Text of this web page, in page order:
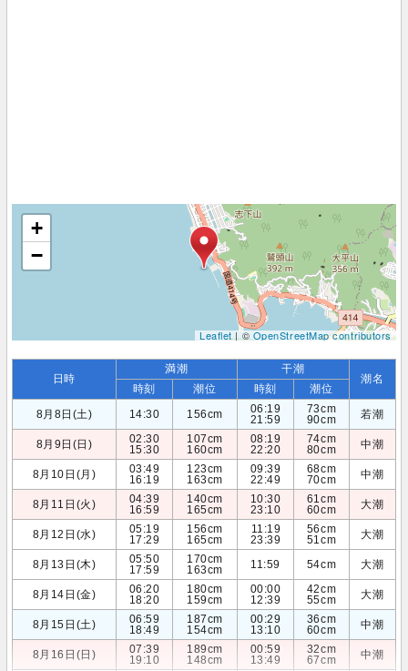
+
−
Leaflet| ©OpenStreetMap contributors
日時
満潮 干潮
潮名
時刻 潮位 時刻
潮位
8月8日(土)
14:30 156cm
06:19
21:59
73cm
90cm
若潮
8月9日(日)
02:30
15:30
107cm
160cm
08:19
22:20
74cm
80cm
中潮
8月10日(月)
03:49
16:19
123cm
163cm
09:39
22:49
68cm
70cm
中潮
8月11日(火)
04:39
16:59
140cm
165cm
10:30
23:10
61cm
60cm
大潮
8月12日(水)
05:19
17:29
156cm
165cm
11:19
23:39
56cm
51cm
大潮
8月13日(木)
05:50
17:59
170cm
163cm
11:59 54cm 大潮
8月14日(金)
06:20
18:20
180cm
159cm
00:00
12:39
42cm
55cm
大潮
8月15日(土)
06:59
18:49
187cm
154cm
00:29
13:10
36cm
60cm
中潮
8月16日(日)
07:39
19:10
189cm
148cm
00:59
13:49
32cm
67cm
中潮